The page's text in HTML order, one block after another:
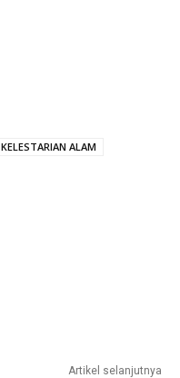
KELESTARIAN ALAM
Artikel selanjutnya